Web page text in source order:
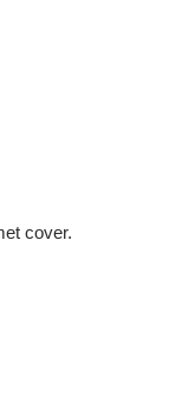
cover.